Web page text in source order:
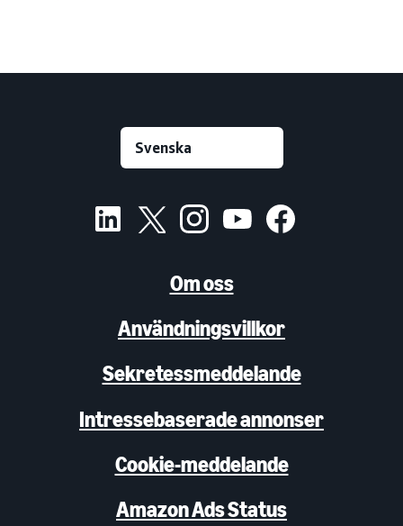
Om oss
Användningsvillkor
Sekretessmeddelande
Intressebaserade annonser
Cookie-meddelande
Amazon Ads Status